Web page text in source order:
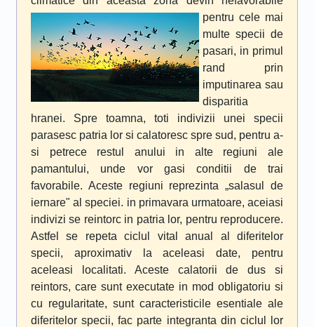
pentru cele mai
multe specii de
pasari, in primul
rand prin
imputinarea sau
disparitia
hranei. Spre toamna, toti indivizii unei specii
parasesc patria lor si calatoresc spre sud, pentru a-
si petrece restul anului in alte regiuni ale
pamantului, unde vor gasi conditii de trai
favorabile. Aceste regiuni reprezinta „salasul de
iernare" al speciei. in primavara urmatoare, aceiasi
indivizi se reintorc in patria lor, pentru reproducere.
Astfel se repeta ciclul vital anual al diferitelor
specii, aproximativ la aceleasi date, pentru
aceleasi localitati. Aceste calatorii de dus si
reintors, care sunt executate in mod obligatoriu si
cu regularitate, sunt caracteristicile esentiale ale
diferitelor specii, fac parte integranta din ciclul lor